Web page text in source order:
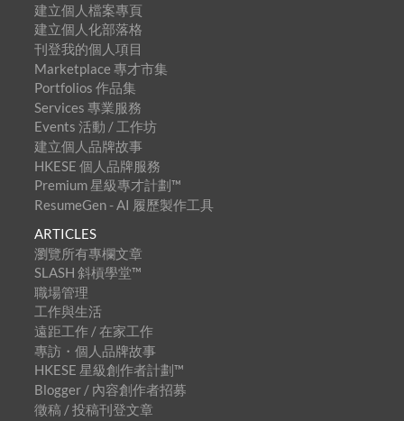
建立個人檔案專頁
建立個人化部落格
刊登我的個人項目
Marketplace 專才市集
Portfolios 作品集
Services 專業服務
Events 活動 / 工作坊
建立個人品牌故事
HKESE 個人品牌服務
Premium 星級專才計劃™
ResumeGen - AI 履歷製作工具
ARTICLES
瀏覽所有專欄文章
SLASH 斜槓學堂™
職場管理
工作與生活
遠距工作 / 在家工作
專訪・個人品牌故事
HKESE 星級創作者計劃™
Blogger / 內容創作者招募
徵稿 / 投稿刊登文章